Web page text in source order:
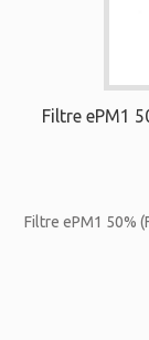
Filtre ePM1
Filtre ePM1 50%